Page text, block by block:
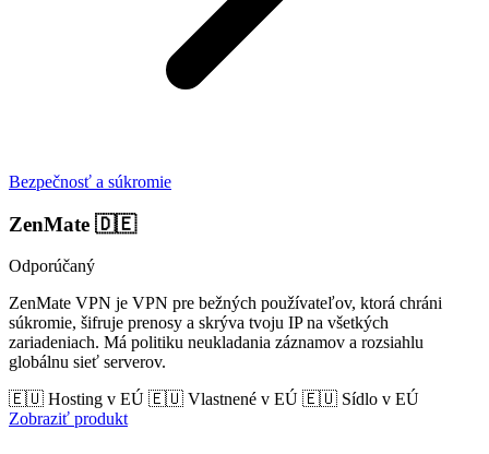
Bezpečnosť a súkromie
ZenMate 🇩🇪
Odporúčaný
ZenMate VPN je VPN pre bežných používateľov, ktorá chráni
súkromie, šifruje prenosy a skrýva tvoju IP na všetkých
zariadeniach. Má politiku neukladania záznamov a rozsiahlu
globálnu sieť serverov.
🇪🇺 Hosting v EÚ 🇪🇺 Vlastnené v EÚ 🇪🇺 Sídlo v EÚ
Zobraziť produkt